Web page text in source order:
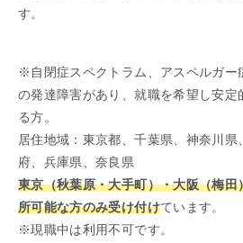
す。
※自閉症スペクトラム、アスペルガー
の発達障害があり、就職を希望し安定
る方。
居住地域：東京都、千葉県、神奈川
府、兵庫県、奈良県
東京（秋葉原・大手町）・大阪（梅
所可能な方のみ受け付けています。
※現職中は利用不可です。